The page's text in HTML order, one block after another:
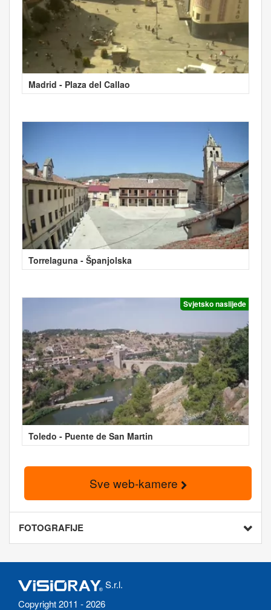
Madrid - Plaza del Callao
Torrelaguna - Španjolska
Svjetsko naslijeđe
Toledo - Puente de San Martin
Sve web-kamere
FOTOGRAFIJE
S.r.l.
Copyright 2011 - 2026